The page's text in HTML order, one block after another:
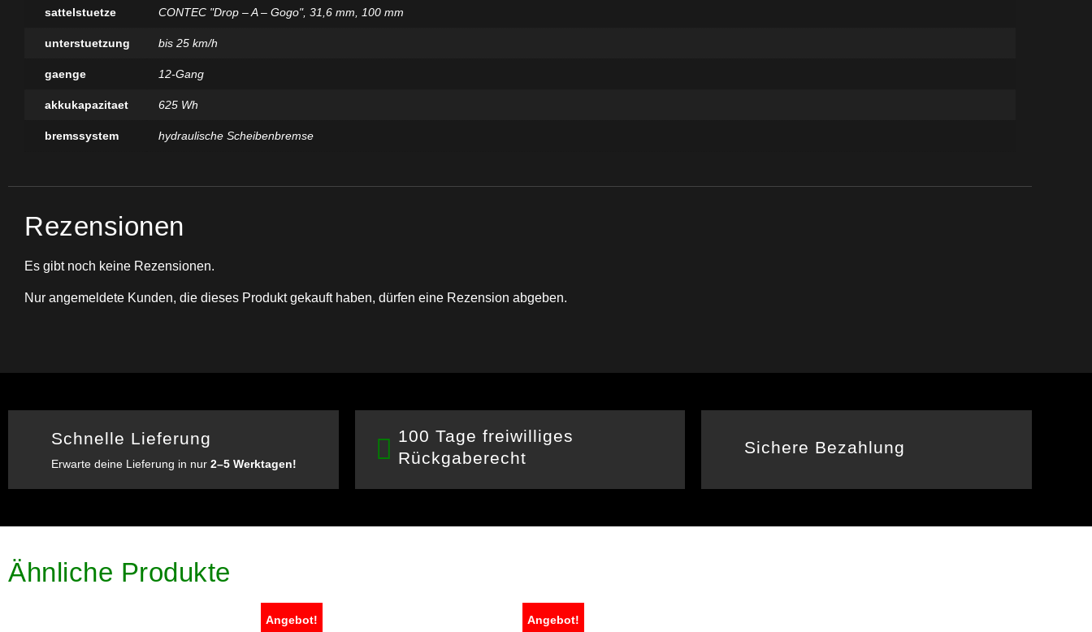
sattelstuetze CONTEC "Drop – A – Gogo", 31,6 mm, 100 mm
unterstuetzung bis 25 km/h
gaenge 12-Gang
akkukapazitaet 625 Wh
bremssystem hydraulische Scheibenbremse
Rezensionen
Es gibt noch keine Rezensionen.
Nur angemeldete Kunden, die dieses Produkt gekauft haben, dürfen eine Rezension abgeben.
Schnelle Lieferung
Erwarte deine Lieferung in nur 2–5 Werktagen!
100 Tage freiwilliges
Rückgaberecht
Sichere Bezahlung
Ähnliche Produkte
Angebot! Angebot!